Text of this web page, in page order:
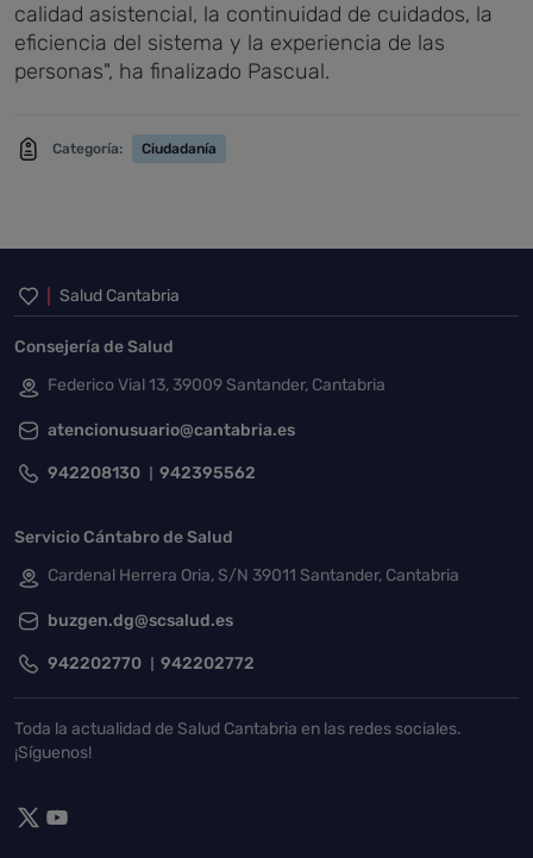
calidad asistencial, la continuidad de cuidados, la
eficiencia del sistema y la experiencia de las
personas", ha finalizado Pascual.
Categoría: Ciudadanía
Inicio del pie de página
Salud Cantabria
Consejería de Salud
Federico Vial 13, 39009 Santander, Cantabria
atencionusuario@cantabria.es
942208130 942395562
Servicio Cántabro de Salud
Cardenal Herrera Oria, S/N 39011 Santander, Cantabria
buzgen.dg@scsalud.es
942202770 942202772
Toda la actualidad de Salud Cantabria en las redes sociales.
¡Síguenos!